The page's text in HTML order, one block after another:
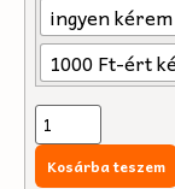
ingyen kérem
1000 Ft-ért
Kosárba teszem